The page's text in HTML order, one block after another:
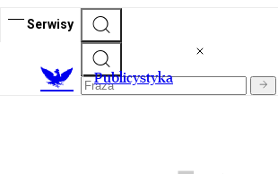
Serwisy
Publicystyka